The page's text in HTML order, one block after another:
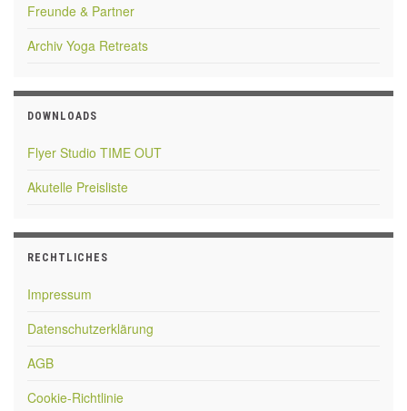
Freunde & Partner
Archiv Yoga Retreats
DOWNLOADS
Flyer Studio TIME OUT
Akutelle Preisliste
RECHTLICHES
Impressum
Datenschutzerklärung
AGB
Cookie-Richtlinie